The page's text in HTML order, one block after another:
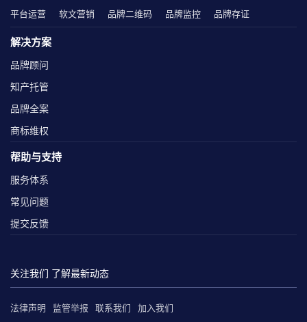
平台运营 软文营销 品牌二维码 品牌监控 品牌存证
解决方案
品牌顾问
知产托管
品牌全案
商标维权
帮助与支持
服务体系
常见问题
提交反馈
关注我们 了解最新动态
法律声明 监管举报 联系我们 加入我们